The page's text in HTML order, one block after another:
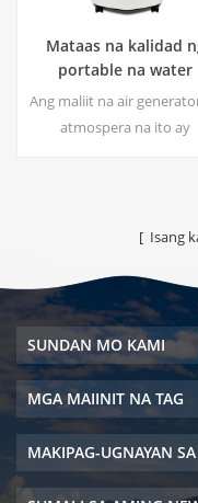
Mataas na kalidad
portable na water
generator mula sa air
Ang maliit na air
atmospera na ito ay
inuming tubig.Hot at
LCD screen ng display.
[ Isang
SUNDAN MO KAMI
MGA MAIINIT NA TAG
MAKIPAG-UGNAYAN